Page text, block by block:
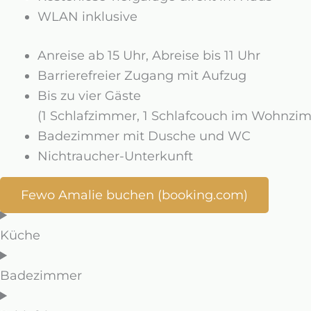
WLAN inklusive
Anreise ab 15 Uhr, Abreise bis 11 Uhr
Barrierefreier Zugang mit Aufzug
Bis zu vier Gäste
(1 Schlafzimmer, 1 Schlafcouch im
Badezimmer mit Dusche und WC
Nichtraucher-Unterkunft
Fewo Amalie buchen (booking.com)
Küche
Badezimmer